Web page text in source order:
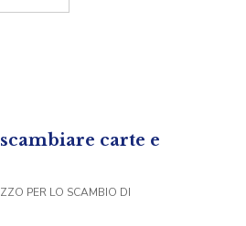
carte e
PER LO SCAMBIO DI